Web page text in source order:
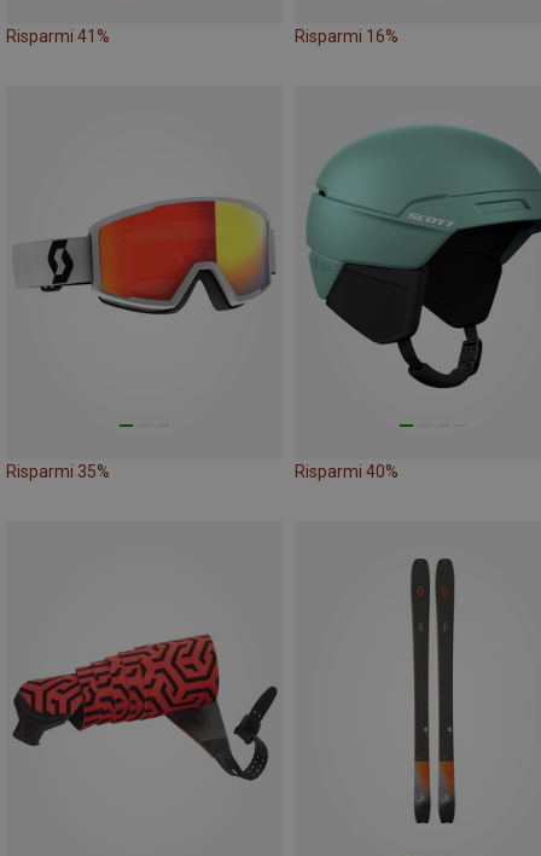
Risparmi 41% Risparmi 16%
Risparmi 35% Risparmi 40%